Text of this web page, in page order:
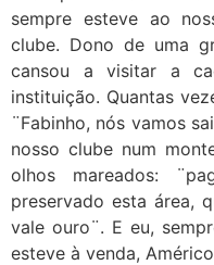
sempre esteve ao
clube. Dono de uma
cansou a visitar a
instituição. Quantas
¨Fabinho, nós vamos
nosso clube num
olhos mareados:
preservado esta área,
vale ouro¨. E eu,
esteve à venda,